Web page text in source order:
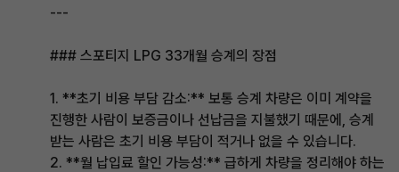
---
### 스포티지 LPG 33개월 승계의 장점
1. **초기 비용 부담 감소:** 보통 승계 차량은 이미 계약을
진행한 사람이 보증금이나 선납금을 지불했기 때문에, 승계
받는 사람은 초기 비용 부담이 적거나 없을 수 있습니다.
2. **월 납입료 할인 가능성:** 급하게 차량을 정리해야 하는